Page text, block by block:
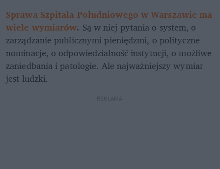
Sprawa Szpitala Południowego w Warszawie ma
wiele wymiarów. Są w niej pytania o system, o
zarządzanie publicznymi pieniędzmi, o polityczne
nominacje, o odpowiedzialność instytucji, o możliwe
zaniedbania i patologie. Ale najważniejszy wymiar
jest ludzki.
REKLAMA